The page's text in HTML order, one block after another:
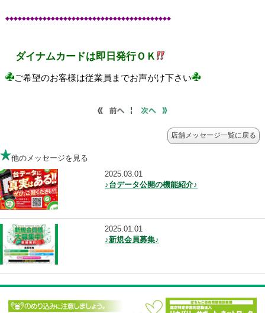
他のメッセージを見る
2025.03.01
2025.01.01
♪新規会員募集♪